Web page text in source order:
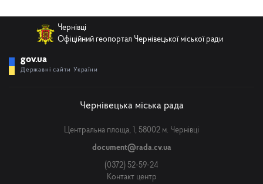
Чернівці
Офіційний геопортал Чернівецької міської ради
gov.ua
Державні сайти України
Чернівецька міська рада
Центральна площа, 1, 58002 м. Чернівці
document@rada.cv.ua
(0372) 52-59-24
Контакт центр